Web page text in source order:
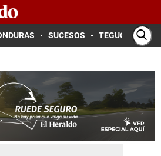
SUCESOS TEGUCIGALPA